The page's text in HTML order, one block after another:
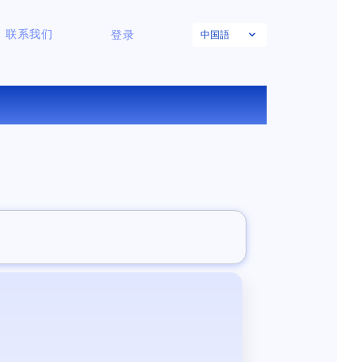
联系我们 登录 中国語